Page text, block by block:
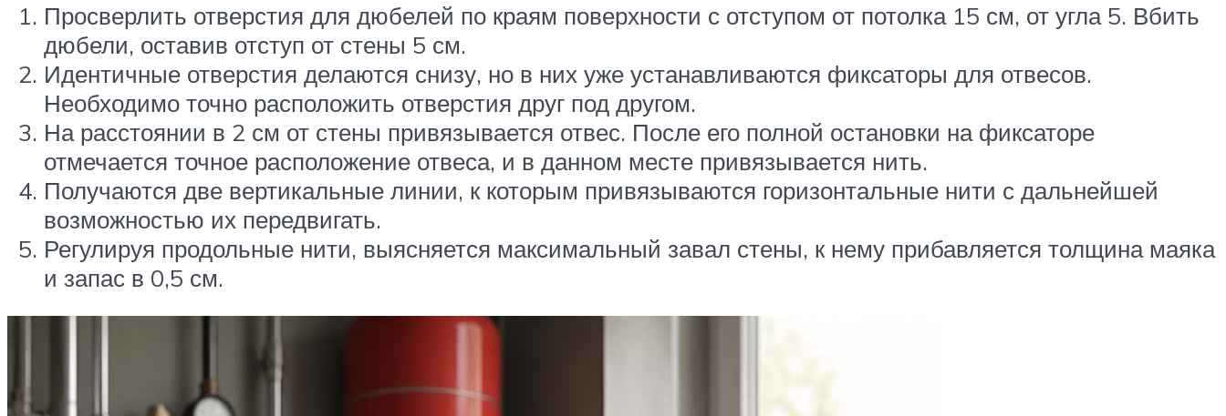
Просверлить отверстия для дюбелей по краям поверхности с отступом от потолка 15 см, от угла 5. Вбить
дюбели, оставив отступ от стены 5 см.
Идентичные отверстия делаются снизу, но в них уже устанавливаются фиксаторы для отвесов.
Необходимо точно расположить отверстия друг под другом.
На расстоянии в 2 см от стены привязывается отвес. После его полной остановки на фиксаторе
отмечается точное расположение отвеса, и в данном месте привязывается нить.
Получаются две вертикальные линии, к которым привязываются горизонтальные нити с дальнейшей
возможностью их передвигать.
Регулируя продольные нити, выясняется максимальный завал стены, к нему прибавляется толщина маяка
и запас в 0,5 см.